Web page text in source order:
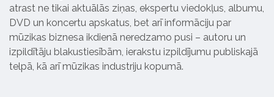
atrast ne tikai aktuālās ziņas, ekspertu viedokļus, albumu,
DVD un koncertu apskatus, bet arī informāciju par
mūzikas biznesa ikdienā neredzamo pusi – autoru un
izpildītāju blakustiesībām, ierakstu izpildījumu publiskajā
telpā, kā arī mūzikas industriju kopumā.